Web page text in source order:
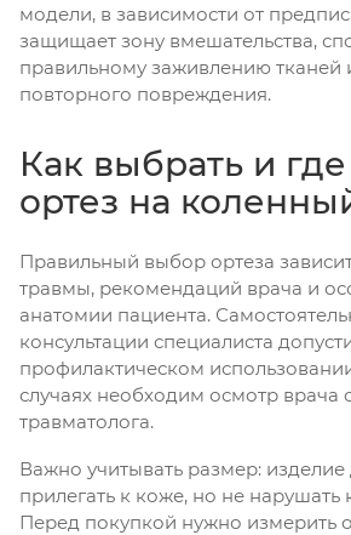
модели, в зависимости от
защищает зону вмешательства,
правильному заживлению тканей
повторного повреждения.
Как выбрать и
ортез на
Правильный выбор ортеза
травмы, рекомендаций врача и
анатомии пациента.
консультации специалиста
профилактическом
случаях необходим осмотр врача
травматолога.
Важно учитывать размер:
прилегать к коже, но не
Перед покупкой нужно измерить